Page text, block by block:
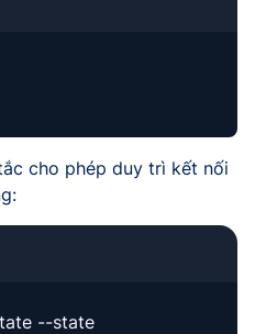
cho phép duy trì kết nối
--state